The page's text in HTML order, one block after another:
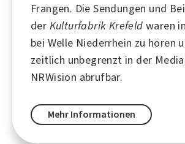
Frangen. Die Sendungen und
der Kulturfabrik Krefeld waren
bei Welle Niederrhein zu hören
zeitlich unbegrenzt in der
NRWision abrufbar.
Mehr Informationen